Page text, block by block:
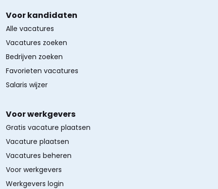
Voor kandidaten
Alle vacatures
Vacatures zoeken
Bedrijven zoeken
Favorieten vacatures
Salaris wijzer
Voor werkgevers
Gratis vacature plaatsen
Vacature plaatsen
Vacatures beheren
Voor werkgevers
Werkgevers login